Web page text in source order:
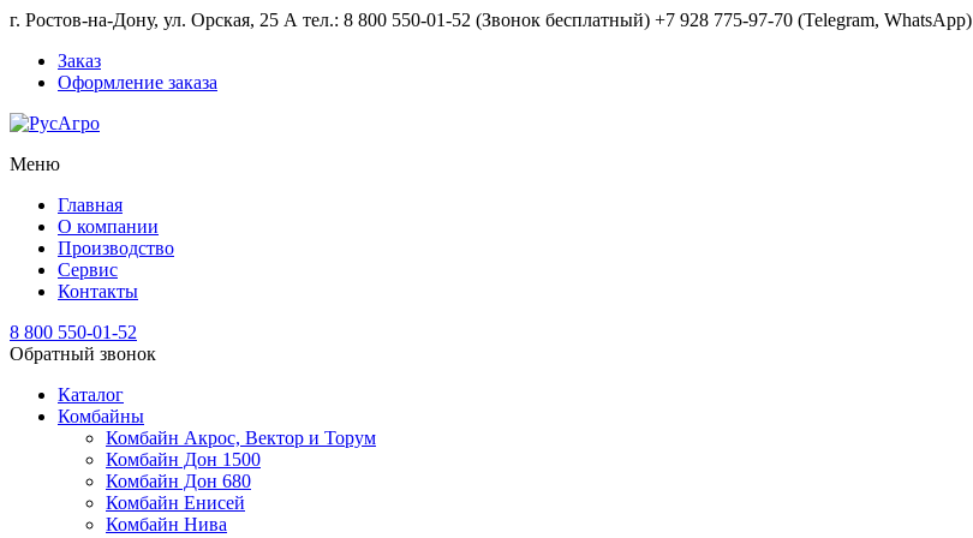
г. Ростов-на-Дону, ул. Орская, 25 А тел.: 8 800 550-01-52 (Звонок бесплатный) +7 928 775-97-70 (Telegram, WhatsApp)
Заказ
Оформление заказа
Меню
Главная
О компании
Производство
Сервис
Контакты
8 800 550-01-52
Обратный звонок
Каталог
Комбайны
Комбайн Акрос, Вектор и Торум
Комбайн Дон 1500
Комбайн Дон 680
Комбайн Енисей
Комбайн Нива